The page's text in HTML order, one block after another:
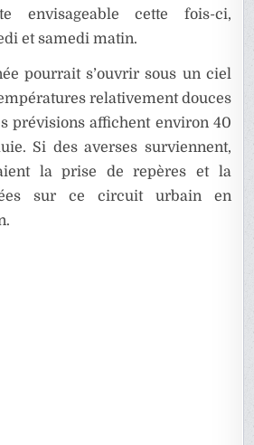
envisageable cette fois-ci,
et samedi matin.
pourrait s’ouvrir sous un ciel
relativement douces
prévisions affichent environ 40
Si des averses surviennent,
la prise de repères et la
sur ce circuit urbain en